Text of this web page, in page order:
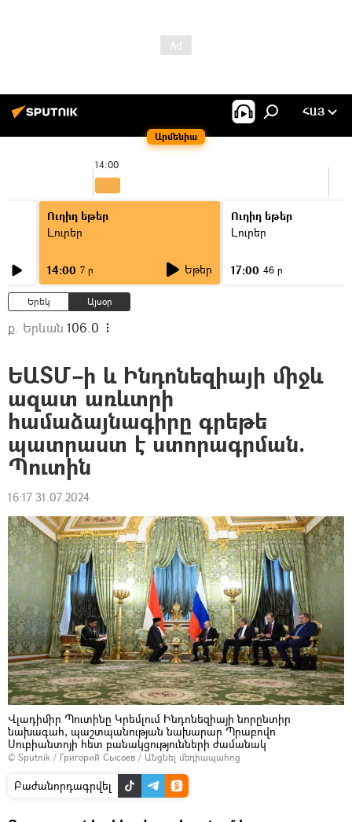
Արմենիա
ՀԱՅ
14:00
Ուղիղ եթեր
Լուրեր
14:00 7 ր Եթեր
Ուղիղ եթեր
Լուրեր
17:00 46 ր
Երեկ Այսօր
ք. Երևան 106.0
ԵԱՏՄ–ի և Ինդոնեզիայի միջև
ազատ առևտրի
համաձայնագիրը գրեթե
պատրաստ է ստորագրման.
Պուտին
16:17 31.07.2024
Վլադիմիր Պուտինը Կրեմլում Ինդոնեզիայի նորընտիր
նախագահ, պաշտպանության նախարար Պրաբովո
Սուբիանտոյի հետ բանակցությունների ժամանակ
© Sputnik / Григорий Сысоев / Անցնել մեդիապահոց
Բաժանորդագրվել